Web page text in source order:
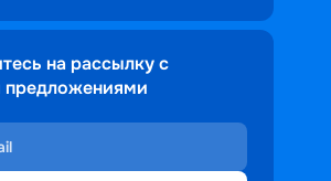
на рассылку с